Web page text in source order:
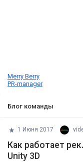
Merry Berry
PR-manager
Блог команды
1 Июня 2017
Как работает
Unity 3D